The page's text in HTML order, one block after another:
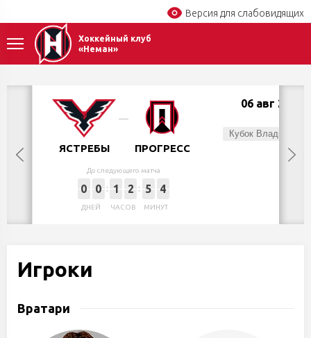
Версия для слабовидящих
Хоккейный клуб
«Неман»
ЯСТРЕБЫ ПРОГРЕСС
До следующего матча
0 0
ДНЕЙ
1 2
ЧАСОВ
5 4
МИНУТ
06 авг 2026
Игроки
Вратари